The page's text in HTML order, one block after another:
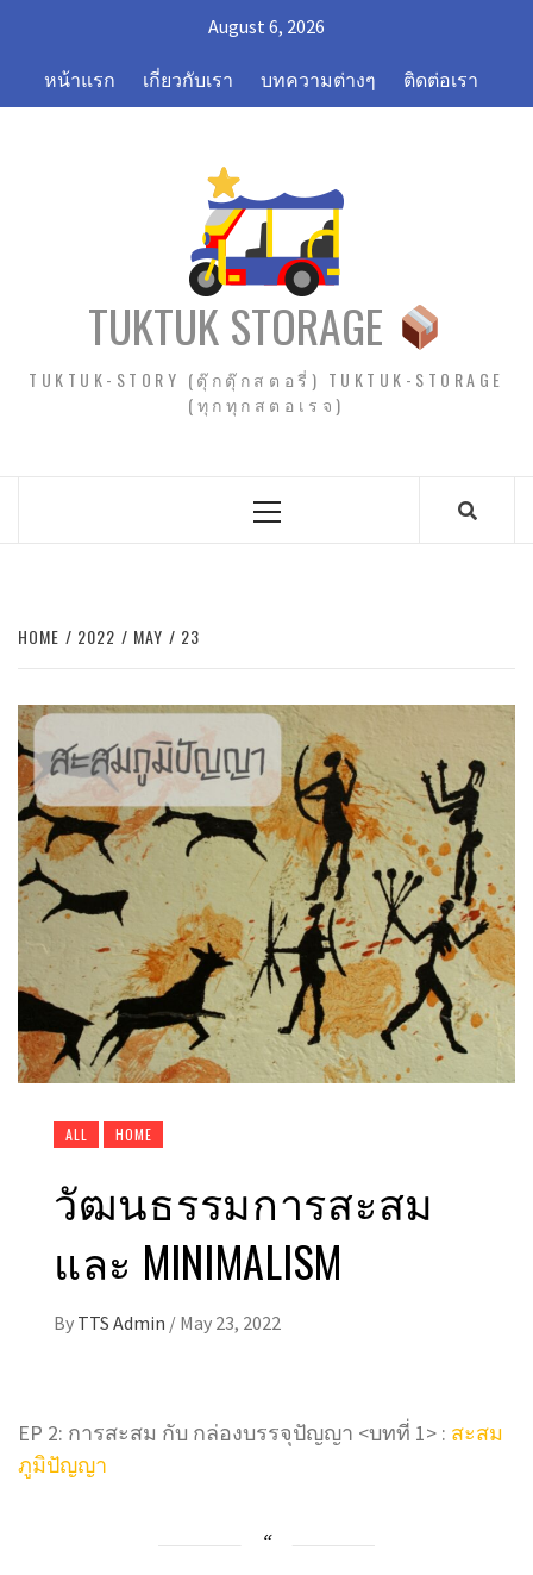
content
August 6, 2026
หน้าแรก เกี่ยวกับเรา บทความต่างๆ ติดต่อเรา
TUKTUK STORAGE
TUKTUK-STORY (ตุ๊กตุ๊กสตอรี่) TUKTUK-STORAGE
(ทุกทุกสตอเรจ)
Primary
HOME 2022 MAY 23
ALL HOME
วัฒนธรรมการสะสม
และ MINIMALISM
By TTS Admin / May 23, 2022
EP 2: การสะสม กับ กล่องบรรจุปัญญา <บทที่ 1> : สะสม
ภูมิปัญญา